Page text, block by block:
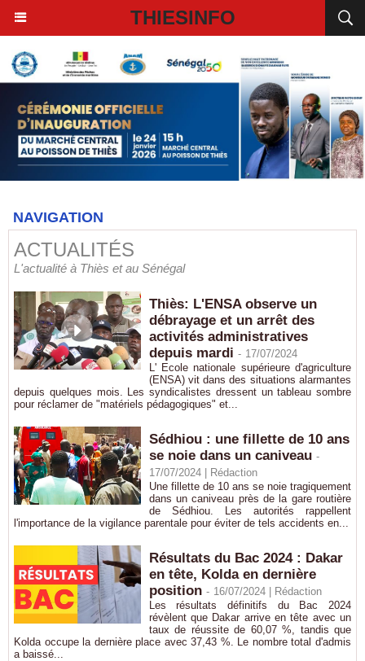
THIESINFO
NAVIGATION
ACTUALITÉS
L'actualité à Thiès et au Sénégal
Thiès: L'ENSA observe un
débrayage et un arrêt des
activités administratives
depuis mardi - 17/07/2024
L' Ecole nationale supérieure d'agriculture
(ENSA) vit dans des situations alarmantes
depuis quelques mois. Les syndicalistes dressent un tableau sombre
pour réclamer de "matériels pédagogiques" et...
Sédhiou : une fillette de 10 ans
se noie dans un caniveau -
17/07/2024 |
Rédaction
Une fillette de 10 ans se noie tragiquement
dans un caniveau près de la gare routière
de Sédhiou. Les autorités rappellent
l'importance de la vigilance parentale pour éviter de tels accidents en...
Résultats du Bac 2024 : Dakar
en tête, Kolda en dernière
position - 16/07/2024 |
Rédaction
Les résultats définitifs du Bac 2024
révèlent que Dakar arrive en tête avec un
taux de réussite de 60,07 %, tandis que
Kolda occupe la dernière place avec 37,43 %. Le nombre total d'admis
a baissé...